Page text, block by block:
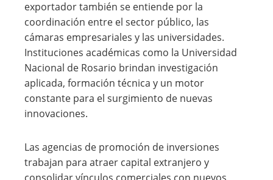
exportador también se entiende por la
coordinación entre el sector público, las
cámaras empresariales y las universidades.
Instituciones académicas como la Universidad
Nacional de Rosario brindan investigación
aplicada, formación técnica y un motor
constante para el surgimiento de nuevas
innovaciones.
Las agencias de promoción de inversiones
trabajan para atraer capital extranjero y